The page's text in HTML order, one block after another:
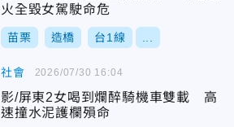
火全毀女駕駛命危
苗栗 造橋 台1線
社會
影/屏東2女喝到爛醉騎機車雙載 高
速撞水泥護欄殞命
2026/07/30 16:04